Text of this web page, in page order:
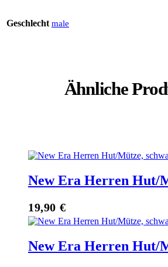
Geschlecht male
Ähnliche
New Era Herren Hut/
19,90 €
New Era Herren Hut/